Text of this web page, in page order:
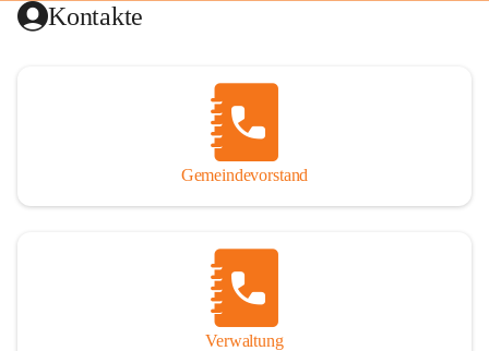
Kontakte
Gemeindevorstand
Verwaltung